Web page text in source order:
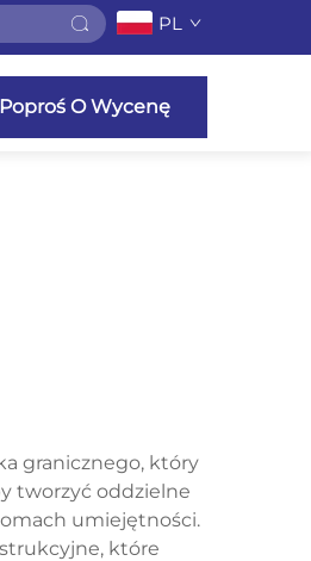
PL
Poproś O Wycenę
granicznego, który
tworzyć oddzielne
umiejętności.
które